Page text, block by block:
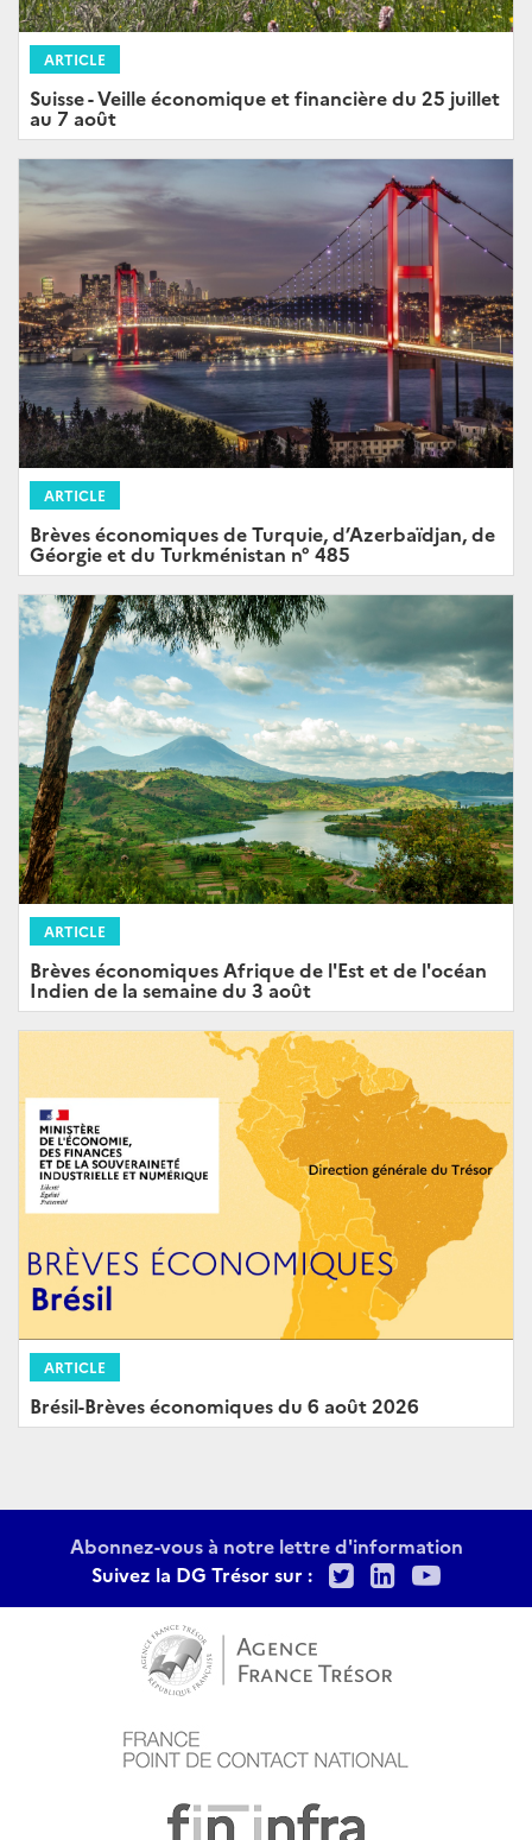
ARTICLE
Suisse - Veille économique et financière du 25 juillet
au 7 août
ARTICLE
Brèves économiques de Turquie, d’Azerbaïdjan, de
Géorgie et du Turkménistan n° 485
ARTICLE
Brèves économiques Afrique de l'Est et de l'océan
Indien de la semaine du 3 août
ARTICLE
Brésil-Brèves économiques du 6 août 2026
Abonnez-vous à notre lettre d'information
Suivez la DG Trésor sur :
TwitterLinkedIn